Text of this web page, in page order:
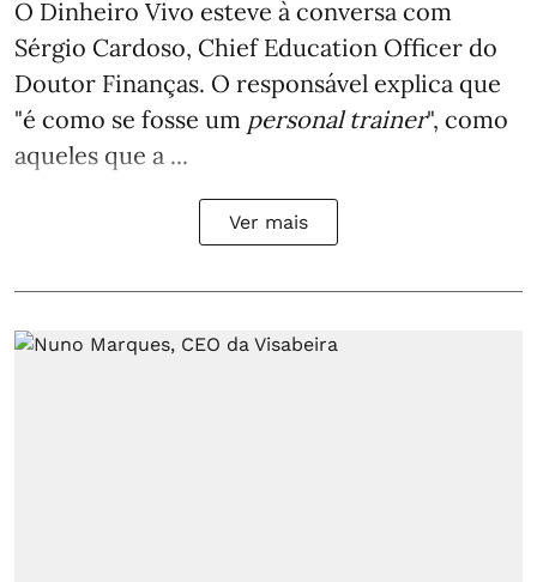
O Dinheiro Vivo esteve à conversa com
Sérgio Cardoso, Chief Education Officer do
Doutor Finanças. O responsável explica que
"é como se fosse um personal trainer", como
aqueles que a ...
Ver mais